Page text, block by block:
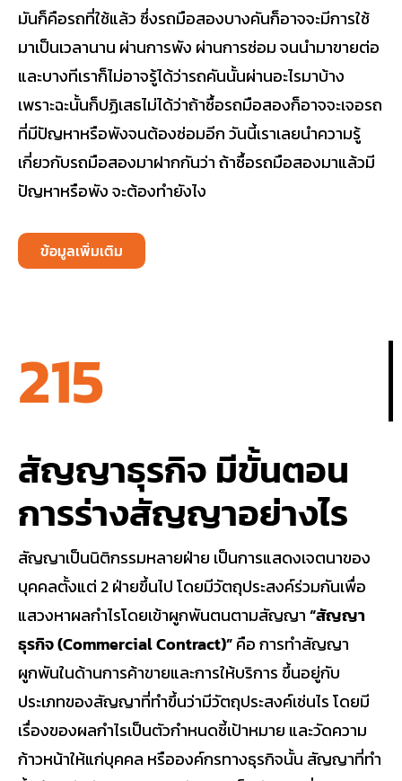
มันก็คือรถที่ใช้แล้ว ซึ่งรถมือสองบางคันก็อาจจะมีการใช้
มาเป็นเวลานาน ผ่านการพัง ผ่านการซ่อม จนนำมาขายต่อ
และบางทีเราก็ไม่อาจรู้ได้ว่ารถคันนั้นผ่านอะไรมาบ้าง
เพราะฉะนั้นก็ปฏิเสธไม่ได้ว่าถ้าซื้อรถมือสองก็อาจจะเจอรถ
ที่มีปัญหาหรือพังจนต้องซ่อมอีก วันนี้เราเลยนำความรู้
เกี่ยวกับรถมือสองมาฝากกันว่า ถ้าซื้อรถมือสองมาแล้วมี
ปัญหาหรือพัง จะต้องทำยังไง
ข้อมูลเพิ่มเติม
215
สัญญาธุรกิจ มีขั้นตอน
การร่างสัญญาอย่างไร
สัญญาเป็นนิติกรรมหลายฝ่าย เป็นการแสดงเจตนาของ
บุคคลตั้งแต่ 2 ฝ่ายขึ้นไป โดยมีวัตถุประสงค์ร่วมกันเพื่อ
แสวงหาผลกำไรโดยเข้าผูกพันตนตามสัญญา“สัญญา
ธุรกิจ (Commercial Contract)”คือ การทำสัญญา
ผูกพันในด้านการค้าขายและการให้บริการ ขึ้นอยู่กับ
ประเภทของสัญญาที่ทำขึ้นว่ามีวัตถุประสงค์เช่นไร โดยมี
เรื่องของผลกำไรเป็นตัวกำหนดชี้เป้าหมาย และวัดความ
ก้าวหน้าให้แก่บุคคล หรือองค์กรทางธุรกิจนั้น สัญญาที่ทำ